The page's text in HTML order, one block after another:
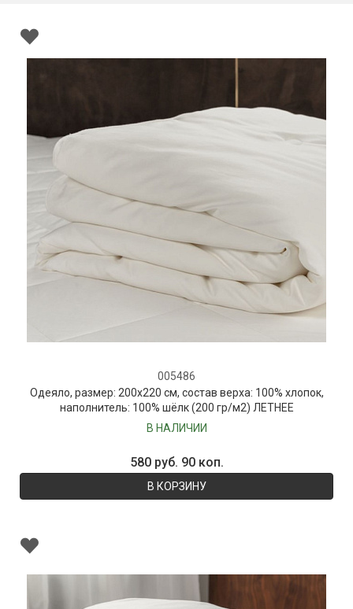
005486
Одеяло, размер: 200х220 см, состав верха: 100% хлопок,
наполнитель: 100% шёлк (200 гр/м2) ЛЕТНЕЕ
В НАЛИЧИИ
580 руб. 90 коп.
В КОРЗИНУ